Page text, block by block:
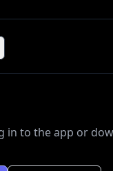
in to the app or